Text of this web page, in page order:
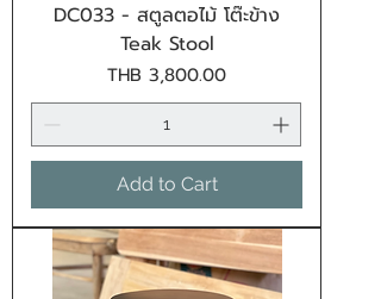
DC033 - สตูลตอไม้ โต๊ะข้าง
Teak Stool
Price
THB 3,800.00
Add to Cart